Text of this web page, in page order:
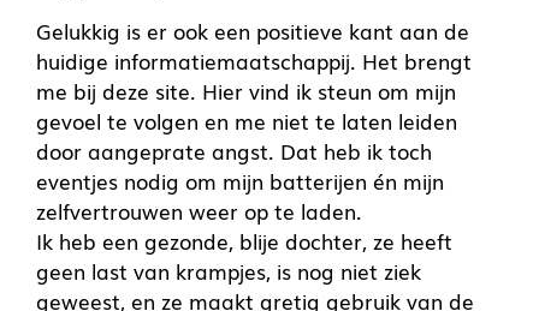
Gelukkig is er ook een positieve kant aan de
huidige informatiemaatschappij. Het brengt
me bij deze site. Hier vind ik steun om mijn
gevoel te volgen en me niet te laten leiden
door aangeprate angst. Dat heb ik toch
eventjes nodig om mijn batterijen én mijn
zelfvertrouwen weer op te laden.
Ik heb een gezonde, blije dochter, ze heeft
geen last van krampjes, is nog niet ziek
geweest, en ze maakt gretig gebruik van de